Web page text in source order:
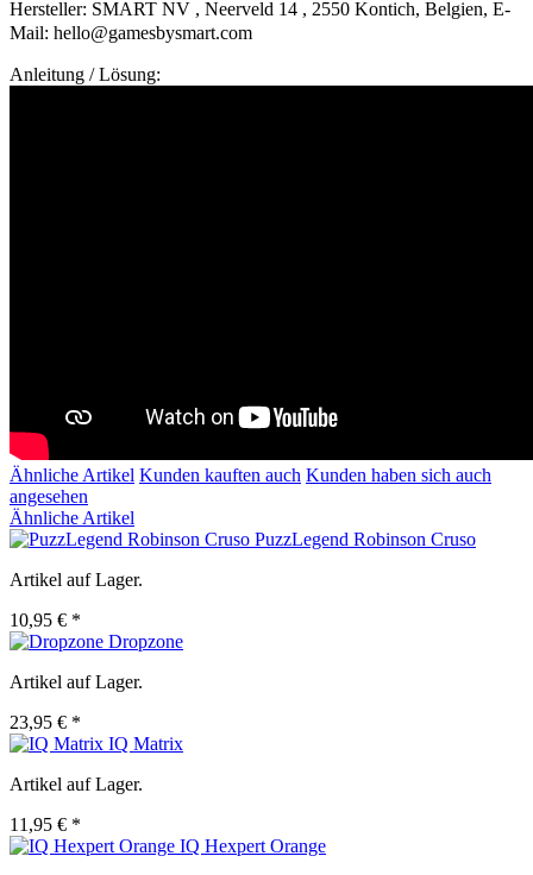
Hersteller: SMART NV , Neerveld 14 , 2550 Kontich, Belgien, E-
Mail: hello@gamesbysmart.com
Anleitung / Lösung:
Ähnliche Artikel Kunden kauften auch Kunden haben sich auch
angesehen
Ähnliche Artikel
PuzzLegend Robinson Cruso
Artikel auf Lager.
10,95 € *
Dropzone
Artikel auf Lager.
23,95 € *
IQ Matrix
Artikel auf Lager.
11,95 € *
IQ Hexpert Orange